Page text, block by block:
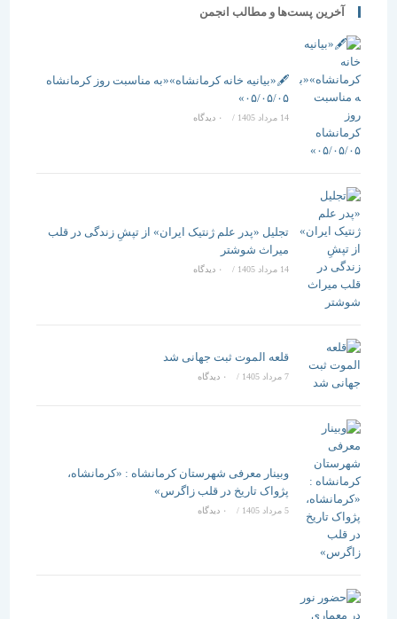
آخرین پست‌ها و مطالب انجمن
🖋️«بیانیه خانه کرمانشاه»«به مناسبت روز کرمانشاه
۰۵/۰۵/۰۵»
/ ۰ دیدگاه
تجلیل «پدر علم ژنتیک ایران» از تپشِ زندگی در قلب
میراث شوشتر
14 مرداد 1405 / ۰ دیدگاه
قلعه الموت ثبت جهانی شد
/ ۰ دیدگاه
وبینار معرفی شهرستان کرمانشاه : «کرمانشاه،
پژواک تاریخ در قلب زاگرس»
5 مرداد 1405 / ۰ دیدگاه